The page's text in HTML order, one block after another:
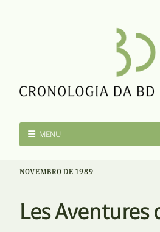
MENU
NOVEMBRO DE 1989
Les Aventures